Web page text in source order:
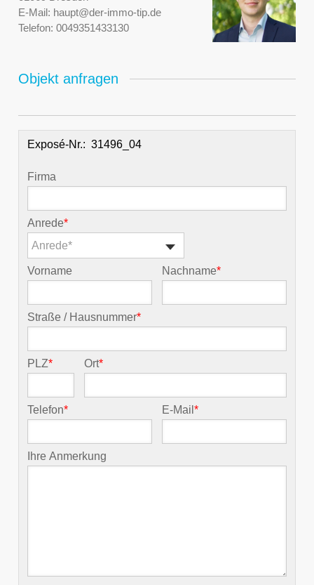
E-Mail: haupt@der-immo-tip.de
Telefon: 0049351433130
Objekt anfragen
Exposé-Nr.:
Firma
Anrede*
Anrede*
Vorname Nachname*
Straße / Hausnummer*
PLZ* Ort*
Telefon* E-Mail*
Ihre Anmerkung